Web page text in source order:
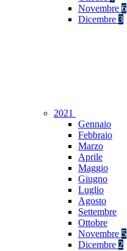
Novembre 6
Dicembre 3
2021
Gennaio
Febbraio
Marzo
Aprile
Maggio
Giugno
Luglio
Agosto
Settembre
Ottobre
Novembre 5
Dicembre 2